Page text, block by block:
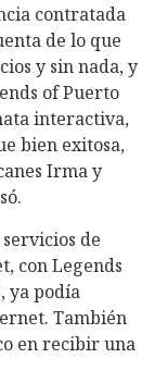
contratada
de lo que
y sin nada, y
of Puerto
interactiva,
bien exitosa,
Irma y
de
con Legends
ya podía
También
en recibir una